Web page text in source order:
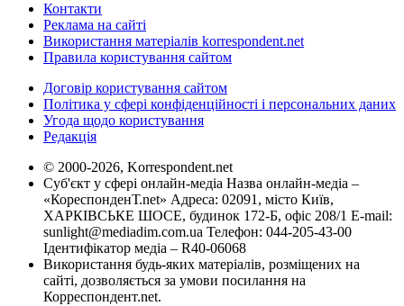
Контакти
Реклама на сайті
Використання матеріалів korrespondent.net
Правила користування сайтом
Договір користування сайтом
Політика у сфері конфіденційності і персональних даних
Угода щодо користування
Редакція
© 2000-2026, Korrespondent.net
Суб'єкт у сфері онлайн-медіа Назва онлайн-медіа –
«КореспонденТ.net» Адреса: 02091, місто Київ,
ХАРКІВСЬКЕ ШОСЕ, будинок 172-Б, офіс 208/1 E-mail:
sunlight@mediadim.com.ua Телефон: 044-205-43-00
Ідентифікатор медіа – R40-06068
Використання будь-яких матеріалів, розміщених на
сайті, дозволяється за умови посилання на
Корреспондент.net.